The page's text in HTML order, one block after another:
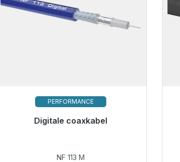
PERFORMANCE
Digitale coaxkabel
€ 9,99
NF 113 M